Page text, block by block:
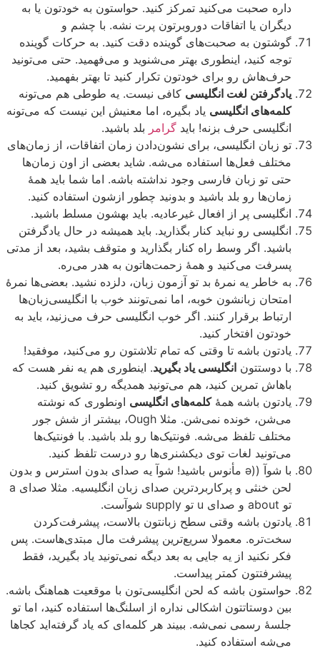
داره صحبت می‌کنید تمرکز کنید. حواستون به خودتون یا به
دیگران یا اتفاقات دوروبرتون پرت نشه. با چشم و
گوشتون به صحبت‌های گوینده دقت کنید. به حرکات گوینده
توجه کنید، اینطوری بهتر می‌شنوید و می‌فهمید. حتی می‌تونید
حرف‌هاش رو برای خودتون تکرار کنید تا بهتر بفهمید.
یادگرفتن لغت انگلیسی کافی نیست. یه طوطی هم می‌تونه
کلمه‌های انگلیسی یاد بگیره، اما معنیش این نیست که می‌تونه
انگلیسی حرف بزنه! باید گرامر بلد باشید.
تو زبان انگلیسی، برای نشون‌دادن زمان اتفاقات، از زمان‌های
مختلف فعل‌ها استفاده می‌شه. شاید بعضی از اون زمان‌ها
حتی تو زبان فارسی وجود نداشته باشه. اما شما باید همۀ
زمان‌ها رو بلد باشید و بدونید چطور ازشون استفاده کنید.
انگلیسی پر از افعال غیرعادیه. باید بهشون مسلط باشید.
انگلیسی رو نباید کنار بگذارید. باید همیشه در حال یادگرفتن
باشید. اگر وسط راه کنار بگذارید و متوقف بشید، بعد از مدتی
پسرفت می‌کنید و همۀ زحمت‌هاتون به هدر می‌ره.
به خاطر یه نمرۀ بد تو آزمون زبان، دلزده نشید. بعضی‌ها نمرۀ
امتحان زبانشون خوبه، اما نمی‌تونند خوب با انگلیسی‌زبان‌ها
ارتباط برقرار کنند. اگر خوب انگلیسی حرف می‌زنید، باید به
خودتون افتخار کنید.
یادتون باشه تا وقتی که تمام تلاشتون رو می‌کنید، موفقید!
با دوستتون انگلیسی یاد بگیرید. اینطوری هم یه نفر هست که
باهاش تمرین کنید، هم می‌تونید همدیگه رو تشویق کنید.
یادتون باشه همۀکلمه‌های انگلیسی اونطوری که نوشته
می‌شن، خونده نمی‌شن. مثلا Ough، بیشتر از شش جور
مختلف تلفظ می‌شه. فونتیک‌ها رو بلد باشید. با فونتیک‌ها
می‌تونید لغات توی دیکشنری‌ها رو درست تلفظ کنید.
با شوآ ((ə مأنوس باشید! شوآ یه صدای بدون استرس و بدون
لحن خنثی و پرکاربردترین صدای زبان انگلیسیه. مثلا صدای a
تو about و صدای u تو supply شوآست.
یادتون باشه وقتی سطح زبانتون بالاست، پیشرفت‌کردن
سخت‌تره. معمولا سریع‌ترین پیشرفت مال مبتدی‌هاست. پس
فکر نکنید از یه جایی به بعد دیگه نمی‌تونید یاد بگیرید، فقط
پیشرفتتون کمتر پیداست.
حواستون باشه که لحن انگلیسی‌تون با موقعیت هماهنگ باشه.
بین دوستاتتون اشکالی نداره از اسلنگ‌ها استفاده کنید، اما تو
جلسۀ رسمی نمی‌شه. ببیند هر کلمه‌ای که یاد گرفته‌اید کجاها
می‌شه استفاده کنید.